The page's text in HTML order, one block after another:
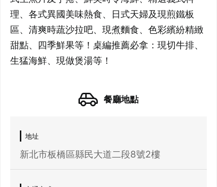
理、各式異國美味熱食、日式天婦及現煎鐵板
區、清爽時蔬沙拉吧、現煮麵食、色彩繽紛精緻
甜點、四季鮮果等！桌編推薦必拿：現切牛排、
餐廳地點
地址
新北市板橋區縣民大道二段8號2樓